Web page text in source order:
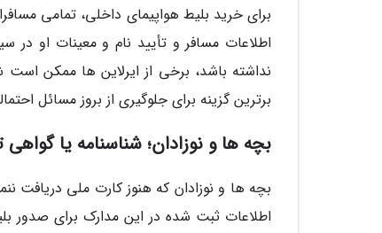
برای خرید بلیط هواپیمای داخلی، تمامی
اطلاعات مسافر و تأیید نام و معینات او
نداشته باشد، برخی از ایرلاین ها ممکن است
برترین گزینه برای جلوگیری از بروز مسائل
بچه ها و نوزادان؛ شناسنامه یا گواهی
بچه ها و نوزادان که هنوز کارت ملی دریافت
اطلاعات ثبت شده در این مدارک برای صدور